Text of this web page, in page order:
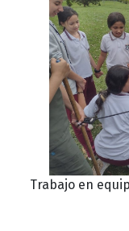
Trabajo en